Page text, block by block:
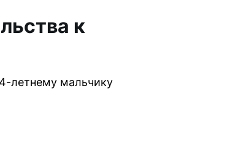
к
летнему мальчику